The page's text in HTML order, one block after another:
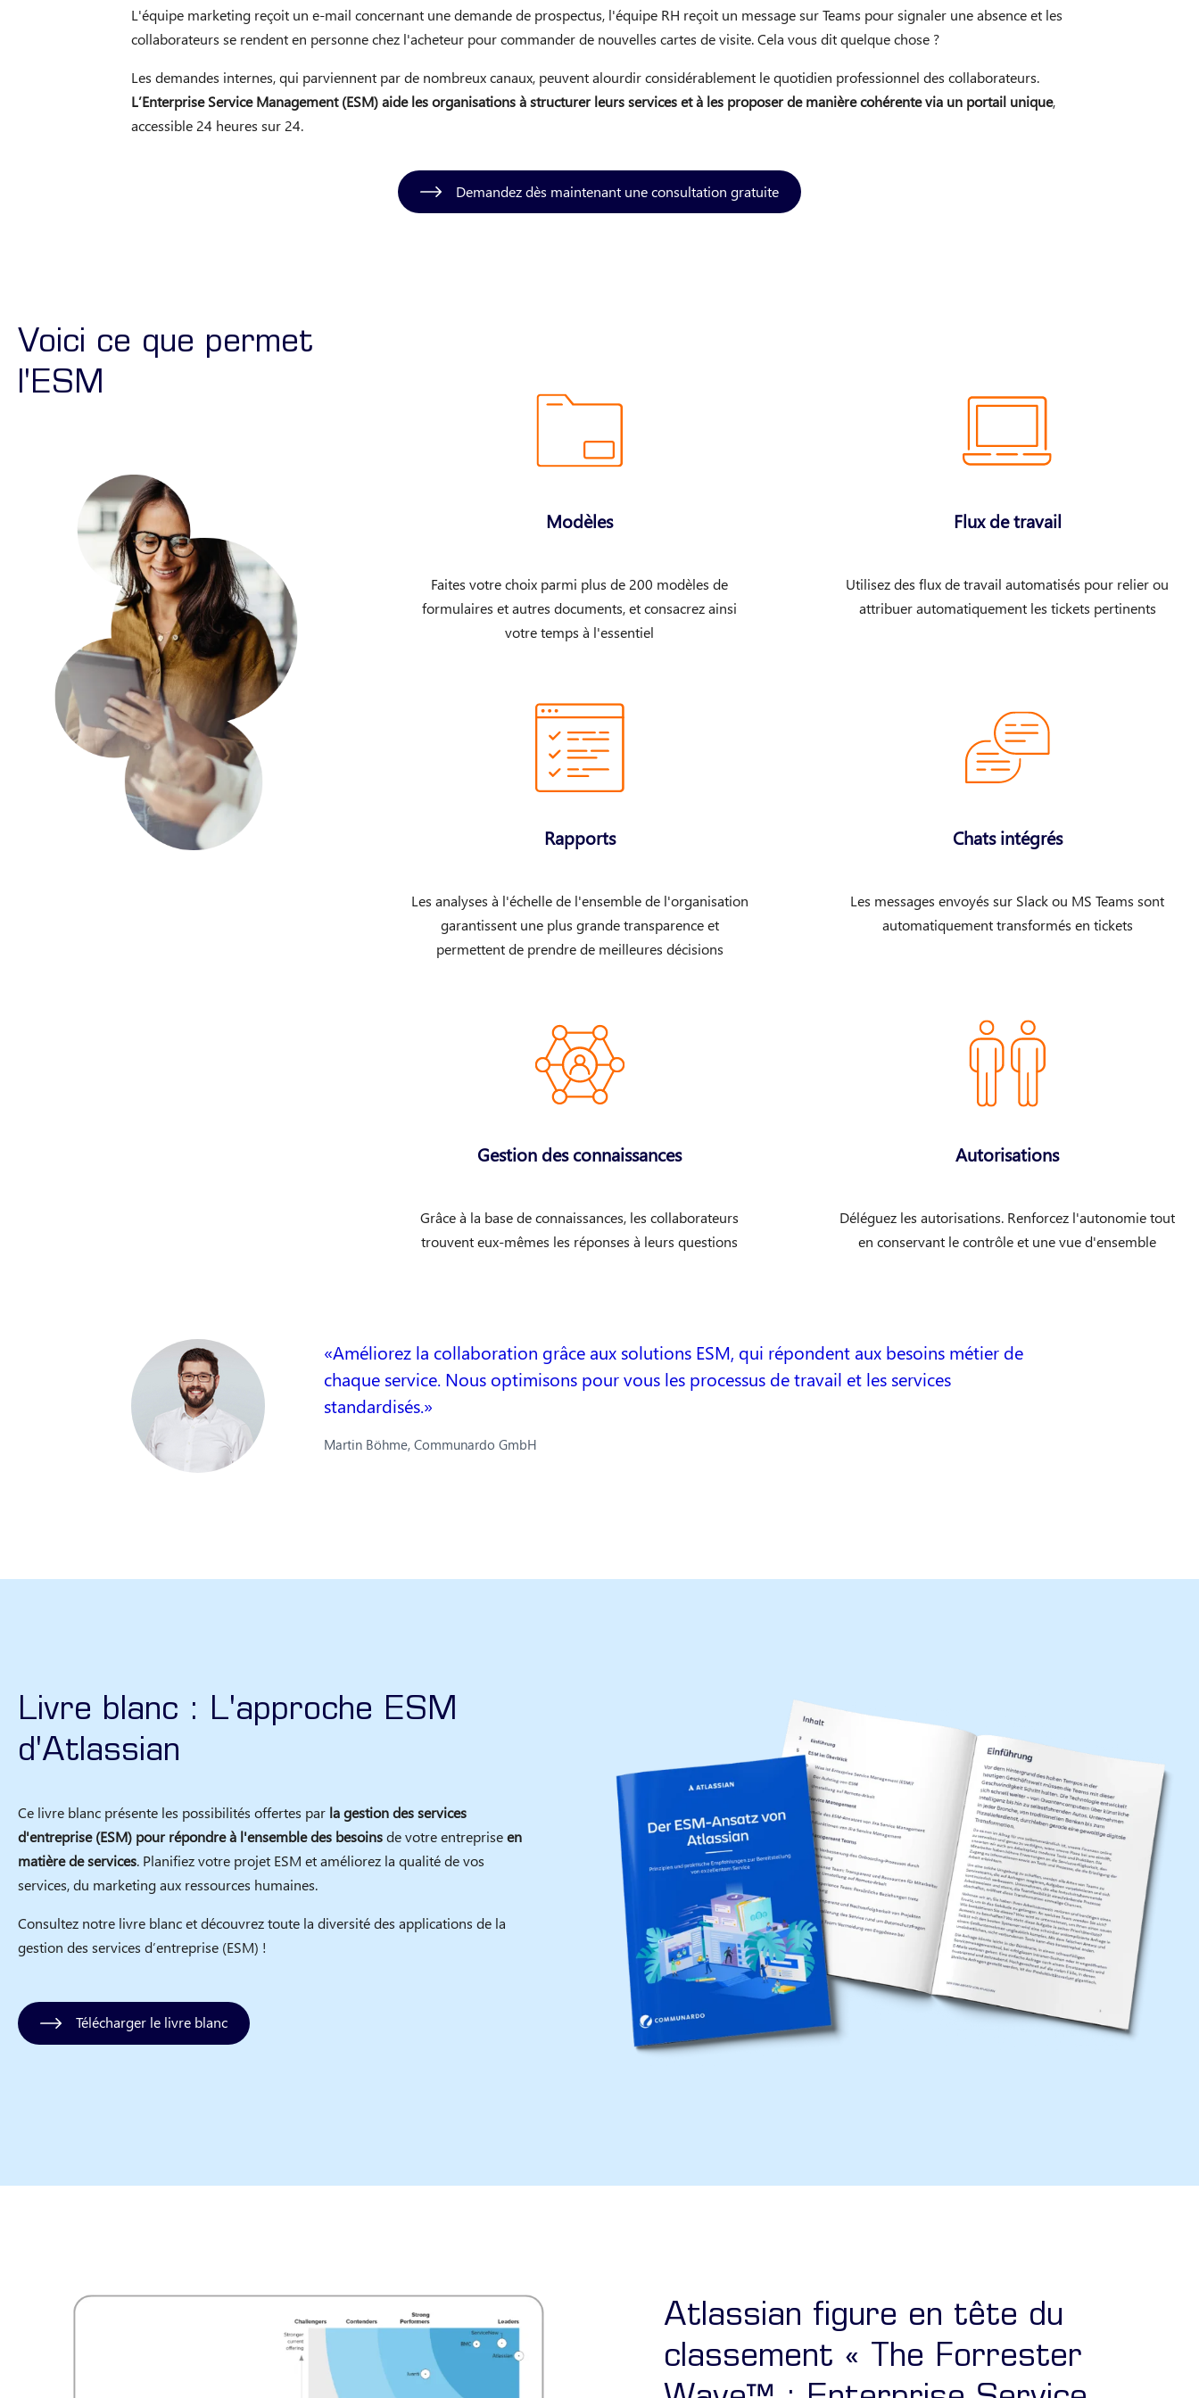
L'équipe marketing reçoit un e-mail concernant une demande de prospectus, l'équipe RH reçoit un message sur Teams pour signaler une absence et les
collaborateurs se rendent en personne chez l'acheteur pour commander de nouvelles cartes de visite. Cela vous dit quelque chose ?
Les demandes internes, qui parviennent par de nombreux canaux, peuvent alourdir considérablement le quotidien professionnel des collaborateurs.
L’Enterprise Service Management (ESM) aide les organisations à structurer leurs services et à les proposer de manière cohérente via un portail unique,
accessible 24 heures sur 24.
Demandez dès maintenant une consultation gratuite
Voici ce que permet
l'ESM
Modèles
Faites votre choix parmi plus de 200 modèles de
formulaires et autres documents, et consacrez ainsi
votre temps à l'essentiel
Flux de travail
Utilisez des flux de travail automatisés pour relier ou
attribuer automatiquement les tickets pertinents
Rapports
Les analyses à l'échelle de l'ensemble de l'organisation
garantissent une plus grande transparence et
permettent de prendre de meilleures décisions
Chats intégrés
Les messages envoyés sur Slack ou MS Teams sont
automatiquement transformés en tickets
Gestion des connaissances
Grâce à la base de connaissances, les collaborateurs
trouvent eux-mêmes les réponses à leurs questions
Autorisations
Déléguez les autorisations. Renforcez l'autonomie tout
en conservant le contrôle et une vue d'ensemble
Améliorez la collaboration grâce aux solutions ESM, qui répondent aux besoins métier de
chaque service. Nous optimisons pour vous les processus de travail et les services
standardisés.
Martin Böhme, Communardo GmbH
Livre blanc : L'approche ESM
d'Atlassian
Ce livre blanc présente les possibilités offertes par la gestion des services
d'entreprise (ESM) pour répondre à l'ensemble des besoinsde votre entrepriseen
matière de services. Planifiez votre projet ESM et améliorez la qualité de vos
services, du marketing aux ressources humaines.
Consultez notre livre blanc et découvrez toute la diversité des applications de la
gestion des services d’entreprise (ESM) !
Télécharger le livre blanc
Atlassian figure en tête du
classement « The Forrester